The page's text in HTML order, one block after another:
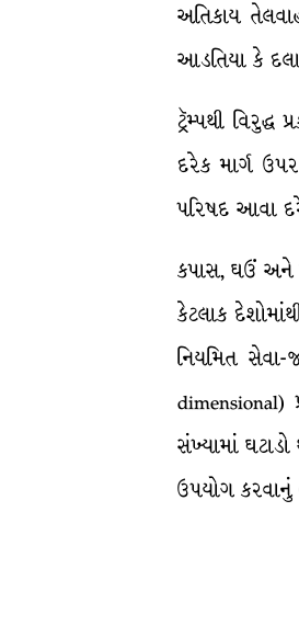
અતિકાય
આડતિયા કે
ટ્રૅમ્પથી
દરેક માર્ગ
પરિષદ આવા
કપાસ, ઘઉં અને
કેટલાક
નિયમિત
dimensional)
સંખ્યામાં
ઉપયોગ